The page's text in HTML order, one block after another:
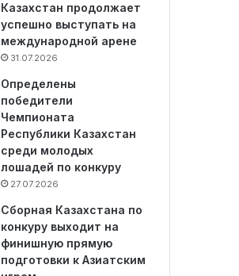
Казахстан продолжает
успешно выступать на
международной арене
31.07.2026
Определены
победители
Чемпионата
Республики Казахстан
среди молодых
лошадей по конкуру
27.07.2026
Сборная Казахстана по
конкуру выходит на
финишную прямую
подготовки к Азиатским